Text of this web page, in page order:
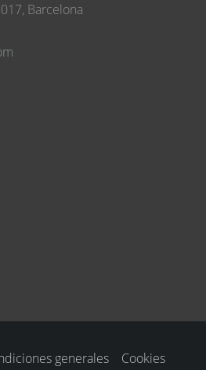
Barcelona
generales Cookies